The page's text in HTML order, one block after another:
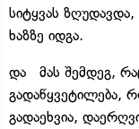
სიტყვას ზღუდავდა,
ხაზზე იდგა.
და მას შემდეგ,
გადაწყვეტილება,
გადაეხვია,